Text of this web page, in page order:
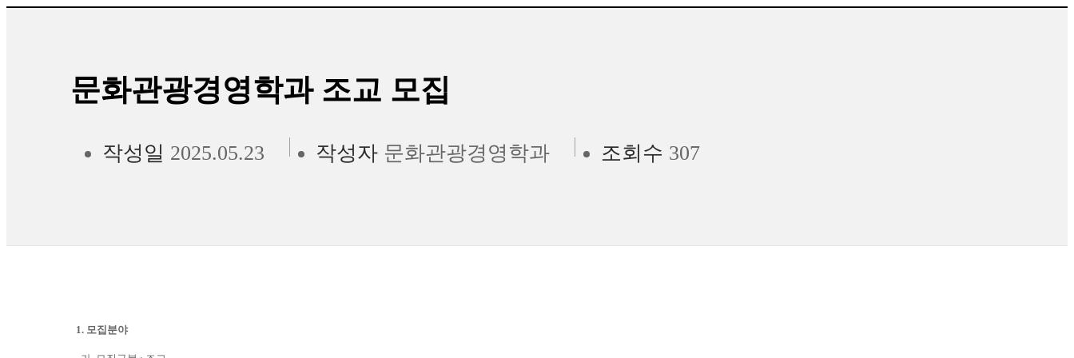
문화관광경영학과 조교 모집
작성일 2025.05.23 작성자 문화관광경영학과 조회수 307
1. 모집분야